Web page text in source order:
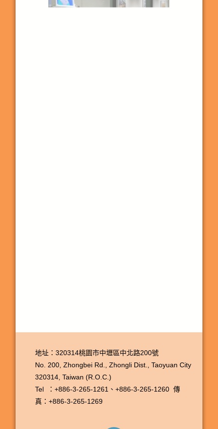
地址：320314桃園市中壢區中北路200號
No. 200, Zhongbei Rd., Zhongli Dist., Taoyuan City
320314, Taiwan (R.O.C.)
Tel ：+886-3-265-1261、+886-3-265-1260 傳
真：+886-3-265-1269